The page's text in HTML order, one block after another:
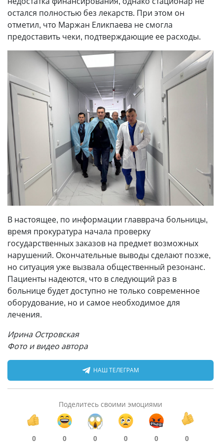
остался полностью без лекарств. При этом он
отметил, что Маржан Еликпаева не смогла
предоставить чеки, подтверждающие ее расходы.
В настоящее, по информации главврача больницы,
время прокуратура начала проверку
государственных заказов на предмет возможных
нарушений. Окончательные выводы сделают позже,
но ситуация уже вызвала общественный резонанс.
Пациенты надеются, что в следующий раз в
больнице будет доступно не только современное
оборудование, но и самое необходимое для
лечения.
Ирина Островская
Фото и видео автора
НАШ ТЕЛЕГРАМ
Поделитесь своими эмоциями
0 0 0 0 0 0